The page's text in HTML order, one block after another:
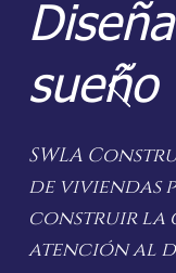
sueño
SWLA
de viviendas
construir la
atención al